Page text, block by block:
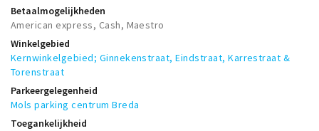
Betaalmogelijkheden
American express, Cash, Maestro
Winkelgebied
Kernwinkelgebied; Ginnekenstraat, Eindstraat, Karrestraat &
Torenstraat
Parkeergelegenheid
Mols parking centrum Breda
Toegankelijkheid